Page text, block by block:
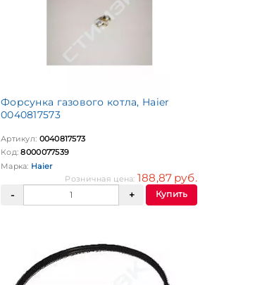
Форсунка газового котла, Haier
0040817573
Артикул: 0040817573
Код:8000077539
Марка: Haier
Розничная цена: 188,87 руб.
Купить